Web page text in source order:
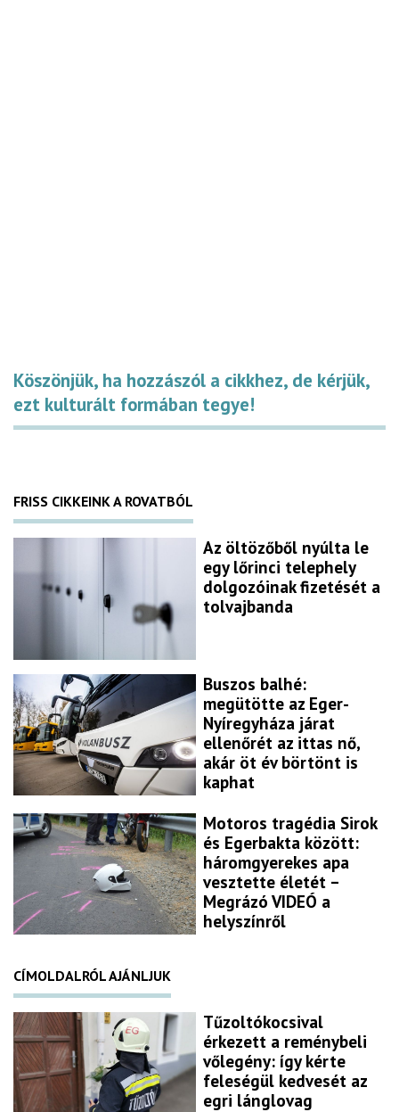
Köszönjük, ha hozzászól a cikkhez, de kérjük,
ezt kulturált formában tegye!
FRISS CIKKEINK A ROVATBÓL
Az öltözőből nyúlta le
egy lőrinci telephely
dolgozóinak fizetését a
tolvajbanda
Buszos balhé:
megütötte az Eger-
Nyíregyháza járat
ellenőrét az ittas nő,
akár öt év börtönt is
kaphat
Motoros tragédia Sirok
és Egerbakta között:
háromgyerekes apa
vesztette életét –
Megrázó VIDEÓ a
helyszínről
CÍMOLDALRÓL AJÁNLJUK
Tűzoltókocsival
érkezett a reménybeli
vőlegény: így kérte
feleségül kedvesét az
egri lánglovag